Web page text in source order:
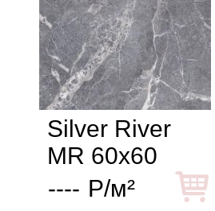
Silver River
MR 60x60
---- Р/м²